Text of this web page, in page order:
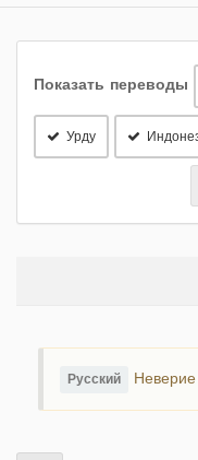
Показать переводы
Урду
Русский